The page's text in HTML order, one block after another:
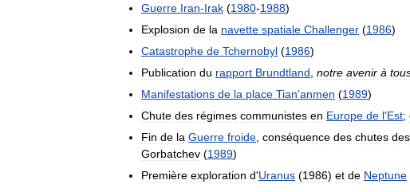
Guerre Iran-Irak (1980-1988)
Explosion de la navette spatiale Challenger (1986)
Catastrophe de Tchernobyl (1986)
Publication du rapport Brundtland notre avenir à
Manifestations de la place Tian'anmen (1989)
Chute des régimes communistes en Europe de l'Est;
Fin de la Guerre froide conséquence des chutes des
Gorbatchev (1989)
Première exploration d'Uranus (1986) et de Neptune